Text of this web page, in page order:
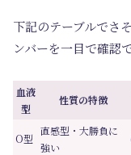
下記のテーブルでさ
ンバーを一目で確認
血液
型
性質の特徴
O型
直感型・大勝負に
強い